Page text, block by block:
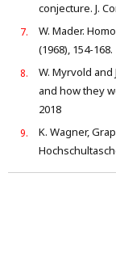
conjecture. J.
W. Mader.
(1968), 154-168.
W. Myrvold
and how they
2018
K. Wagner,